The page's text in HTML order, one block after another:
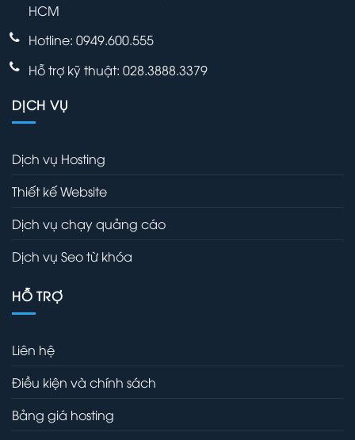
HCM
Hotline: 0949.600.555
Hỗ trợ kỹ thuật: 028.3888.3379
DỊCH VỤ
Dịch vụ Hosting
Thiết kế Website
Dịch vụ chạy quảng cáo
Dịch vụ Seo từ khóa
HỖ TRỢ
Liên hệ
Điều kiện và chính sách
Bảng giá hosting